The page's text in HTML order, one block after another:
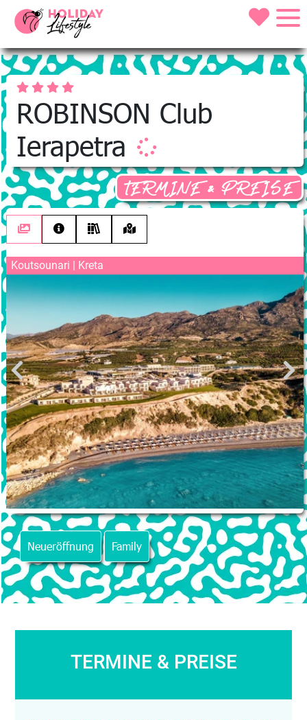
ROBINSON Club
Ierapetra
TERMINE & PREISE
Koutsounari | Kreta
Neueröffnung Family
TERMINE & PREISE